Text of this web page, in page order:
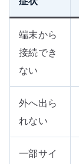
端末から
接続でき
ない
外へ出ら
れない
一部サイ